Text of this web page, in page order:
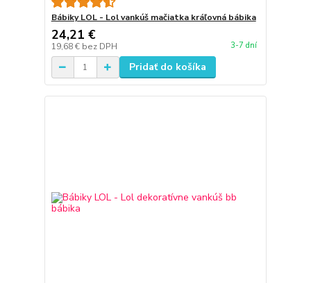
Bábiky LOL - Lol vankúš mačiatka kráľovná bábika
24,21 €
19,68 € bez DPH 3-7 dní
Pridať do košíka